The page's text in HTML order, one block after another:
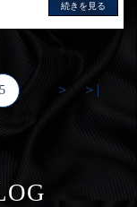
続きを見る
5 ＞ ＞|